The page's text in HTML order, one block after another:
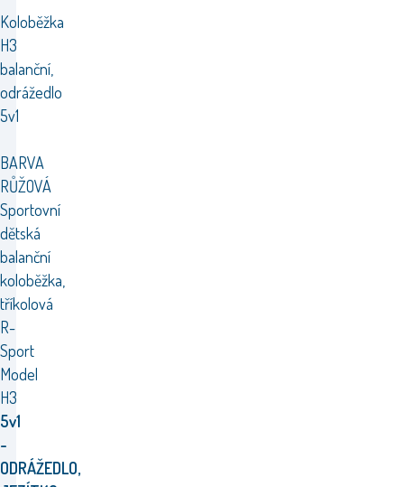
Koloběžka
H3
balanční,
odrážedlo
5v1
BARVA
RŮŽOVÁ
Sportovní
dětská
balanční
koloběžka,
tříkolová
R-
Sport
Model
H3
5v1
-
ODRÁŽEDLO,